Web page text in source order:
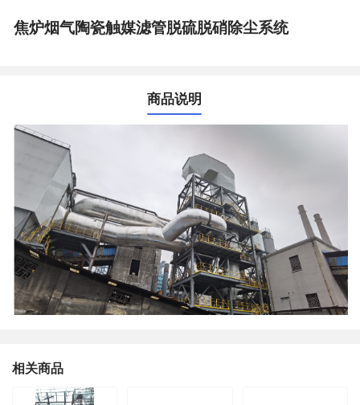
焦炉烟气陶瓷触媒滤管脱硫脱硝除尘系统
商品说明
相关商品